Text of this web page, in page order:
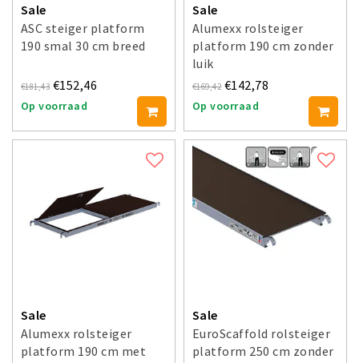
Sale
ASC steiger platform
190 smal 30 cm breed
€181,43 €152,46
Op voorraad
Sale
Alumexx rolsteiger
platform 190 cm zonder
luik
€169,42 €142,78
Op voorraad
Sale
Alumexx rolsteiger
platform 190 cm met
Sale
EuroScaffold rolsteiger
platform 250 cm zonder